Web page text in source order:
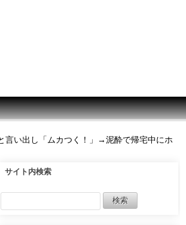
言い出し「ムカつく！」→泥酔で帰宅中にホ
サイト内検索